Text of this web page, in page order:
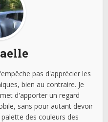
pas d'apprécier les
bien au contraire. Je
d'apporter un regard
sans pour autant devoir
des couleurs des